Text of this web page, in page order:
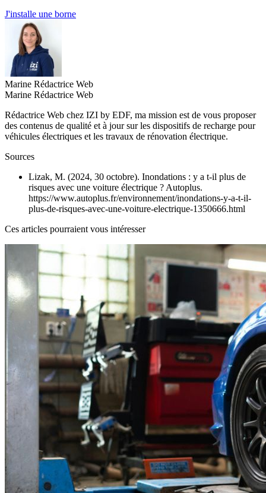
J'installe une borne
Marine Rédactrice Web
Marine Rédactrice Web
Rédactrice Web chez IZI by EDF, ma mission est de vous proposer
des contenus de qualité et à jour sur les dispositifs de recharge pour
véhicules électriques et les travaux de rénovation électrique.
Sources
Lizak, M. (2024, 30 octobre). Inondations : y a t-il plus de
risques avec une voiture électrique ? Autoplus.
https://www.autoplus.fr/environnement/inondations-y-a-t-il-
plus-de-risques-avec-une-voiture-electrique-1350666.html
Ces articles pourraient vous intéresser